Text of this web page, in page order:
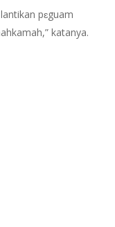
pɛguam
katanya.